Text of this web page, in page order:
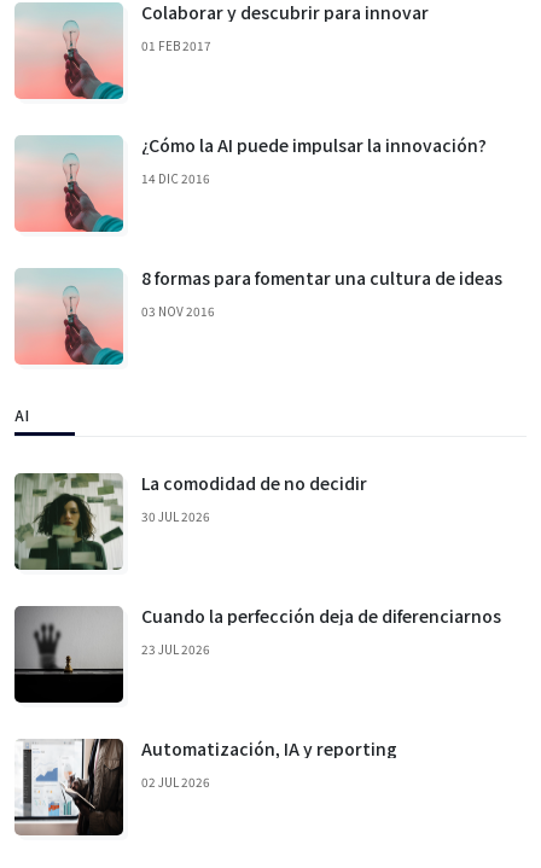
Colaborar y descubrir para innovar
01 FEB 2017
¿Cómo la AI puede impulsar la innovación?
14 DIC 2016
8 formas para fomentar una cultura de ideas
03 NOV 2016
AI
La comodidad de no decidir
30 JUL 2026
Cuando la perfección deja de diferenciarnos
23 JUL 2026
Automatización, IA y reporting
02 JUL 2026